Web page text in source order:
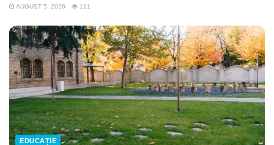
AUGUST 5, 2026 111
EDUCAȚIE